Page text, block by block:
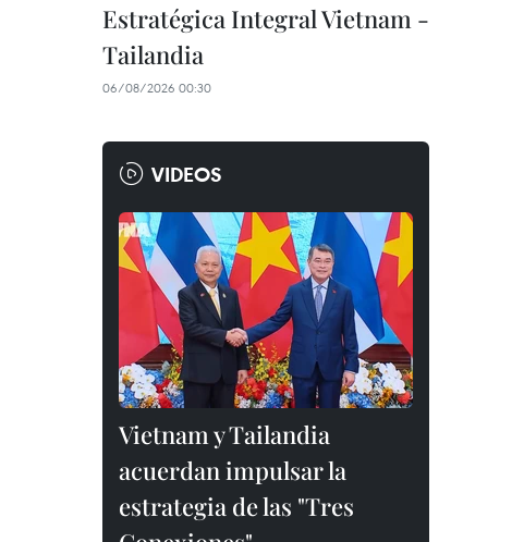
Estratégica Integral Vietnam -
Tailandia
06/08/2026 00:30
VIDEOS
Vietnam y Tailandia
acuerdan impulsar la
estrategia de las "Tres